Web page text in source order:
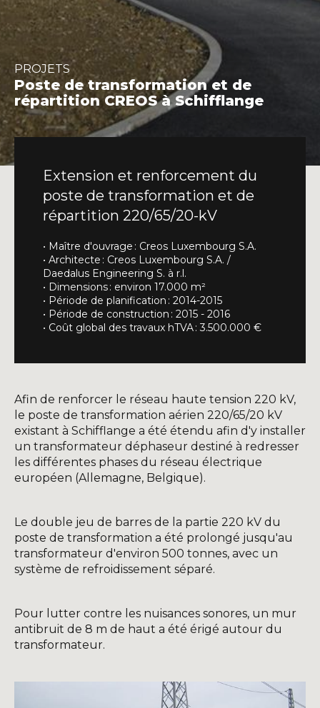
INFO@DAEDALUS.LU
PROJETS
Poste de transformation et de
répartition CREOS à Schifflange
Extension et renforcement du
poste de transformation et de
répartition 220/65/20-kV
• Maître d'ouvrage : Creos Luxembourg S.A.
• Architecte : Creos Luxembourg S.A. /
Daedalus Engineering S. à r.l.
• Dimensions : environ 17.000 m²
• Période de planification : 2014-2015
• Période de construction : 2015 - 2016
• Coût global des travaux hTVA : 3.500.000 €
Afin de renforcer le réseau haute tension 220 kV,
le poste de transformation aérien 220/65/20 kV
existant à Schifflange a été étendu afin d'y installer
un transformateur déphaseur destiné à redresser
les différentes phases du réseau électrique
européen (Allemagne, Belgique).
Le double jeu de barres de la partie 220 kV du
poste de transformation a été prolongé jusqu'au
transformateur d'environ 500 tonnes, avec un
système de refroidissement séparé.
Pour lutter contre les nuisances sonores, un mur
antibruit de 8 m de haut a été érigé autour du
transformateur.